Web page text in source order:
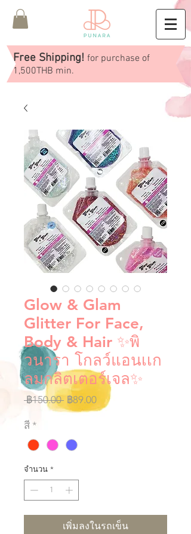
Free Shipping! for purchase of
1,500THB min.
Glow & Glam
Glitter For Face,
Body & Hair ✨พิ
วนารา โกลว์แอนเเก
ลมกลิตเตอร์เจล✨
฿150.00 ราคา
ปกติ
฿89.00ราคา
ขาย
สี *
จำนวน *
เพิ่มลงในรถเข็น